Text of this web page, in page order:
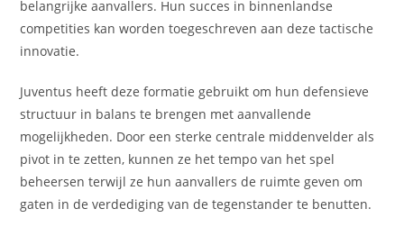
belangrijke aanvallers. Hun succes in binnenlandse
competities kan worden toegeschreven aan deze tactische
innovatie.
Juventus heeft deze formatie gebruikt om hun defensieve
structuur in balans te brengen met aanvallende
mogelijkheden. Door een sterke centrale middenvelder als
pivot in te zetten, kunnen ze het tempo van het spel
beheersen terwijl ze hun aanvallers de ruimte geven om
gaten in de verdediging van de tegenstander te benutten.